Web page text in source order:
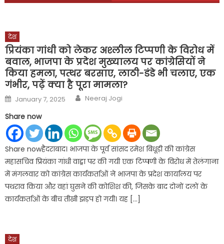
देश
प्रियंका गांधी को लेकर अश्लील टिप्पणी के विरोध में
बवाल, भाजपा के प्रदेश मुख्यालय पर कांग्रेसियों ने
किया हमला, पत्थर बरसाए, लाठी-डंडे भी चलाए, एक
गंभीर, पढ़ें क्या है पूरा मामला?
Posted
on
January 7, 2025 Author
Neeraj Jogi
Share now
Share nowहैदराबाद। भाजपा के पूर्व सांसद रमेश बिधूड़ी की कांग्रेस
महासचिव प्रियंका गांधी वाड्रा पर की गयी एक टिप्पणी के विरोध में तेलंगाना
में मंगलवार को कांग्रेस कार्यकर्ताओं ने भाजपा के प्रदेश कार्यालय पर
पथराव किया और वहां घुसने की कोशिश की, जिसके बाद दोनों दलों के
कार्यकर्ताओं के बीच तीखी झड़प हो गयी। यह […]
देश